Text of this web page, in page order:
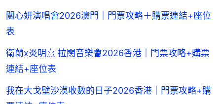
關心妍演唱會2026澳門｜門票攻略＋購票連結+座位
表
衛蘭x炎明熹 拉闊音樂會2026香港｜門票攻略+購票
連結+座位表
我在大戈壁沙漠收數的日子2026香港｜門票攻略+購